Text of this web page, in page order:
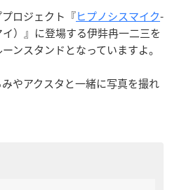
ロジェクト『ヒプノシスマイク-
）』に登場する伊弉冉一二三を
ンスタンドとなっていますよ。
やアクスタと一緒に写真を撮れ